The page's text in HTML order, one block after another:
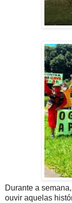
Durante a
ouvir aquelas